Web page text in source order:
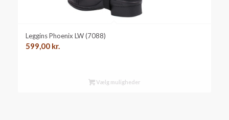
Leggins Phoenix LW (7088)
599,00 kr.
Vælg muligheder